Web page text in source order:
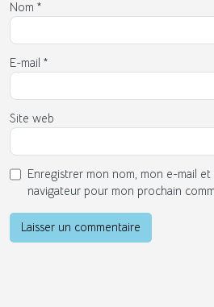
Nom *
E-mail *
Site web
Enregistrer mon nom, mon e-mail et
navigateur pour mon prochain